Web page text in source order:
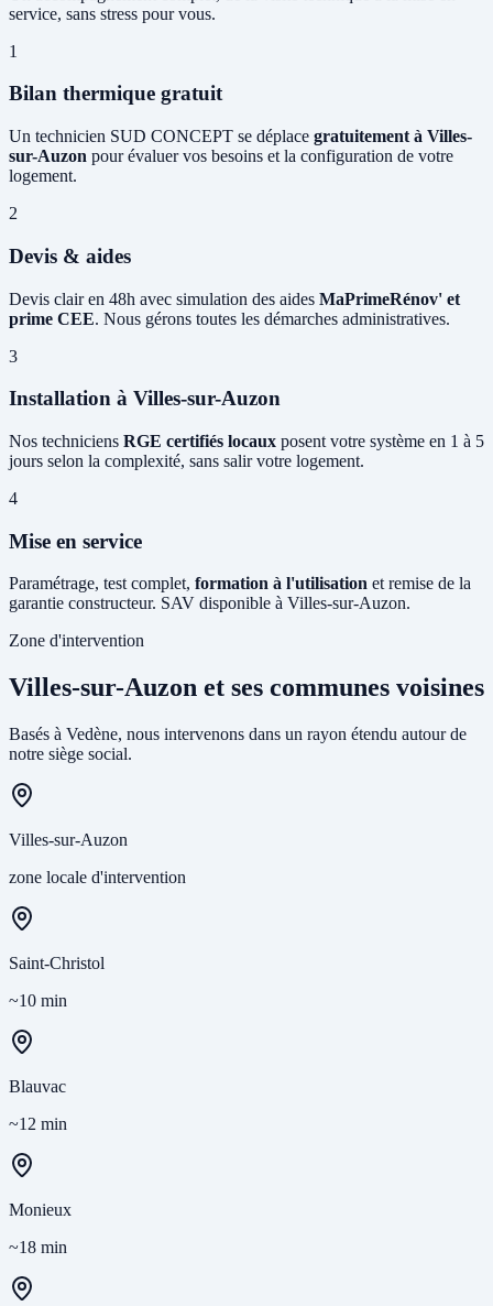
service, sans stress pour vous.
1
Bilan thermique gratuit
Un technicien SUD CONCEPT se déplace gratuitement à Villes-
sur-Auzon pour évaluer vos besoins et la configuration de votre
logement.
2
Devis & aides
Devis clair en 48h avec simulation des aides MaPrimeRénov' et
prime CEE. Nous gérons toutes les démarches administratives.
3
Installation à Villes-sur-Auzon
Nos techniciens RGE certifiés locaux posent votre système en 1 à 5
jours selon la complexité, sans salir votre logement.
4
Mise en service
Paramétrage, test complet, formation à l'utilisation et remise de la
garantie constructeur. SAV disponible à Villes-sur-Auzon.
Zone d'intervention
Villes-sur-Auzon et ses communes voisines
Basés à Vedène, nous intervenons dans un rayon étendu autour de
notre siège social.
Villes-sur-Auzon
zone locale d'intervention
Saint-Christol
~10 min
Blauvac
~12 min
Monieux
~18 min